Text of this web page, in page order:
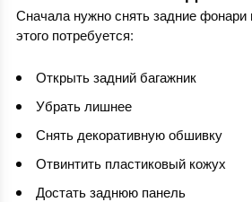
Сначала нужно снять задние
этого потребуется:
Открыть задний багажник
Убрать лишнее
Снять декоративную обшивку
Отвинтить пластиковый кожух
Достать заднюю панель